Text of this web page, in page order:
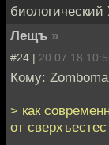
Лещъ »
#24 | 20.07.18
Кому:
> как
от